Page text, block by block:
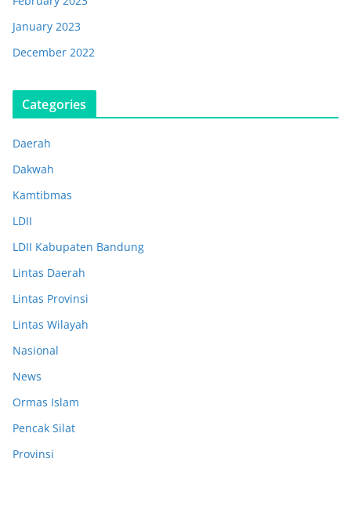
January 2023
December 2022
Categories
Daerah
Dakwah
Kamtibmas
LDII
LDII Kabupaten Bandung
Lintas Daerah
Lintas Provinsi
Lintas Wilayah
Nasional
News
Ormas Islam
Pencak Silat
Provinsi